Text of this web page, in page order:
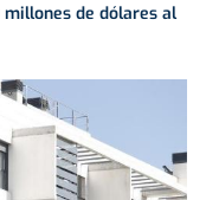
de dólares al